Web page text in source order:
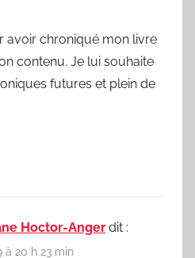
avoir chroniqué mon livre
contenu. Je lui souhaite
futures et plein de
Hoctor-Anger dit :
à 20 h 23 min